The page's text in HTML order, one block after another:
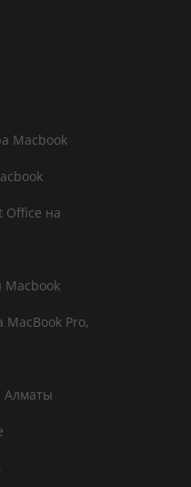
Macbook
Office на
Macbook
Pro,
Алматы